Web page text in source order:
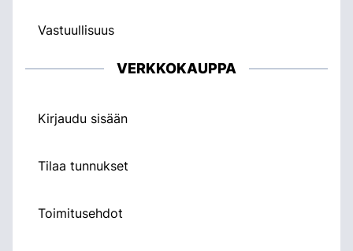
Vastuullisuus
VERKKOKAUPPA
Kirjaudu sisään
Tilaa tunnukset
Toimitusehdot